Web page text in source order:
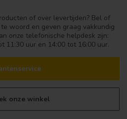
of over levertijden? Bel of
woord en geven graag vakkundig
onze telefonische helpdesk zijn:
11:30 uur en 14:00 tot 16:00 uur.
onze winkel